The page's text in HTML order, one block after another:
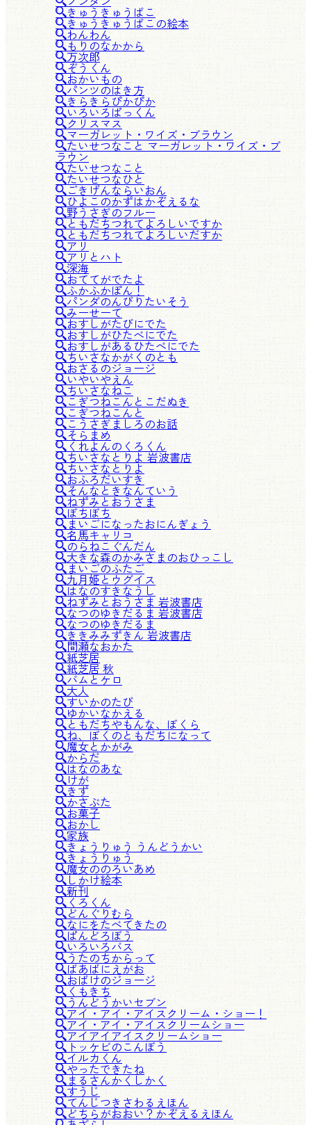
きゅうきゅうばこ
きゅうきゅうばこの絵本
わんわん
もりのなかから
万次郎
ぞうくん
おかいもの
パンツのはき方
きらきらぴかぴか
いろいろぱっくん
クリスマス
マーガレット・ワイズ・ブラウン
たいせつなこと マーガレット・ワイズ・ブ
ラウン
たいせつなこと
たいせつなひと
ごきげんならいおん
ひよこのかずはかぞえるな
野うさぎのフルー
ともだちつれてよろしいですか
ともだちつれてよろしいだすか
アリ
アリとハト
深海
おててがでたよ
ふかふかぽん！
パンダのんびりたいそう
みーせーて
おすしがたびにでた
おすしがひたべにでた
おすしがあるひたべにでた
ちいさなかがくのとも
おさるのジョージ
いやいやえん
ちいさなねこ
こぎつねこんとこだぬき
こぎつねこんと
こうさぎましろのお話
そらまめ
くれよんのくろくん
ちいさなとりよ 岩波書店
ちいさなとりよ
おふろだいすき
そんなときなんていう
ねずみとおうさま
ぼちぼち
まいごになったおにんぎょう
名馬キャリコ
のらねこぐんだん
大きな森のかみさまのおひっこし
まいごのふたご
九月姫とウグイス
はなのすきなうし
ねずみとおうさま 岩波書店
なつのゆきだるま 岩波書店
なつのゆきだるま
ききみみずきん 岩波書店
間瀬なおかた
紙芝居
紙芝居 秋
バムとケロ
大人
すいかのたび
ゆかいなかえる
ともだちやもんな、ぼくら
ね、ぼくのともだちになって
魔女とかがみ
からだ
はなのあな
けが
きず
かさぶた
お菓子
おかし
家族
きょうりゅう うんどうかい
きょうりゅう
魔女ののろいあめ
しかけ絵本
新刊
くろくん
どんぐりむら
なにをたべてきたの
ぱんどろぼう
いろいろバス
うたのちからって
ばあばにえがお
おばけのジョージ
くもきち
うんどうかいセブン
アイ・アイ・アイスクリーム・ショー！
アイ・アイ・アイスクリームショー
アイアイアイスクリームショー
トッケビのこんぼう
イルカくん
やったできたね
まるさんかくしかく
すうじ
てんじつきさわるえほん
どちらがおおい？かぞえるえほん